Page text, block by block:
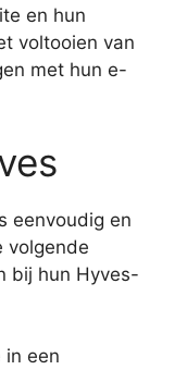
en hun
voltooien van
met hun e-
eenvoudig en
volgende
bij hun Hyves-
in een